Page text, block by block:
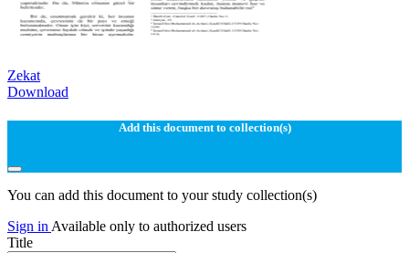
Zekat
Download
Add this document to collection(s)
You can add this document to your study collection(s)
Sign in Available only to authorized users
Title